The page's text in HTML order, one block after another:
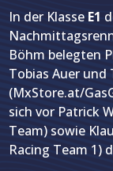
In der Klasse E1
Böhm belegten
Tobias Auer und
(MxStore.at/
sich vor Patrick
Team) sowie
Racing Team 1)